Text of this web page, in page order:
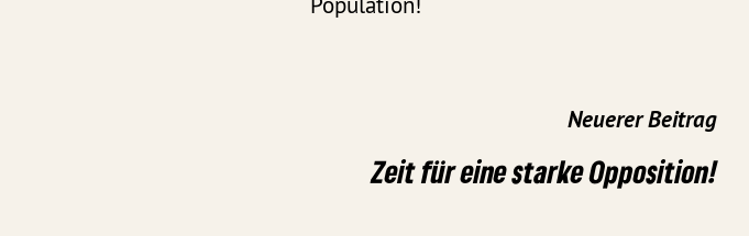
Neuerer Beitrag
Zeit für eine starke Opposition!